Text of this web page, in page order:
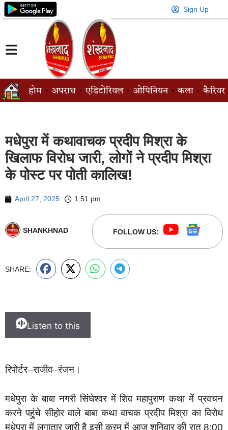
Sign Up
होम अपराध एडिटोरियल ओपिनियन कला कैरियर
मधेपुरा में कथावाचक प्रदीप मिश्रा के
खिलाफ विरोध जारी, लोगों ने प्रदीप मिश्रा
के पोस्ट पर पोती कालिख!
April 27, 2025 1:51 pm
SHANKHNAD FOLLOW US:
SHARE:
Listen to this
रिपोर्टर–राजीव–रंजन।
मधेपुरा के बाबा नगरी सिंघेश्वर में शिव महापुराण कथा में प्रवचन
करने पहुंचे सीहोर वाले बाबा कथा वाचक प्रदीप मिश्रा का विरोध
मधेपुरा में लगातार जारी है इसी क्रम में आज शनिवार की रात 8:00